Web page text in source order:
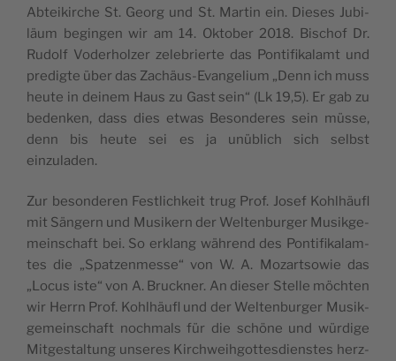
Abtei­kir­che St. Georg und St. Mar­tin ein. Die­ses Jubi­
läum begin­gen wir am 14. Okto­ber 2018. Bischof Dr.
Rudolf Vode­rhol­zer zele­brier­te das Pon­ti­fi­ka­lamt und
pre­dig­te über das Zachäus-Evan­ge­lium „Denn ich muss
heu­te in dei­nem Haus zu Gast sein“ (Lk 19,5). Er gab zu
beden­ken, dass dies etwas Beson­de­res sein müs­se,
denn bis heu­te sei es ja unü­blich sich selb­st
einzuladen.
Zur beson­de­ren Festli­ch­keit trug Prof. Josef Kohlhäu­fl
mit Sän­gern und Musi­kern der Welt­en­bur­ger Musik­ge­
mein­schaft bei. So erklang wäh­rend des Pon­ti­fi­ka­lam­
tes die „Spa­tzen­mes­se“ von W. A. Mozarts­o­wie das
„Locus iste“ von A. Bruc­k­ner. An die­ser Stel­le möch­ten
wir Herrn Prof. Kohlhäu­fl und der Welt­en­bur­ger Musik­
ge­mein­schaft noch­mals für die schö­ne und wür­di­ge
Mit­ge­stal­tung unse­res Kir­ch­wei­h­got­te­sdien­stes herz­